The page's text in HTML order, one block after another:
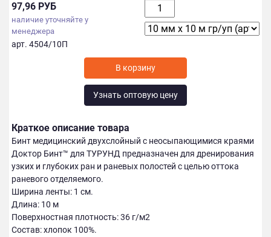
97,96 РУБ
наличие уточняйте у
менеджера
арт. 4504/10П
Узнать оптовую цену
Краткое описание товара
Бинт медицинский двухслойный с неосыпающимися краями
Доктор Бинт™ для ТУРУНД предназначен для дренирования
узких и глубоких ран и раневых полостей с целью оттока
раневого отделяемого.
Ширина ленты: 1 см.
Длина: 10 м
Поверхностная плотность: 36 г/м2
Состав: хлопок 100%.